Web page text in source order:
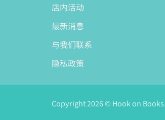
店内活动
最新消息
与我们联系
隐私政策
Copyright 2026 © Hook on